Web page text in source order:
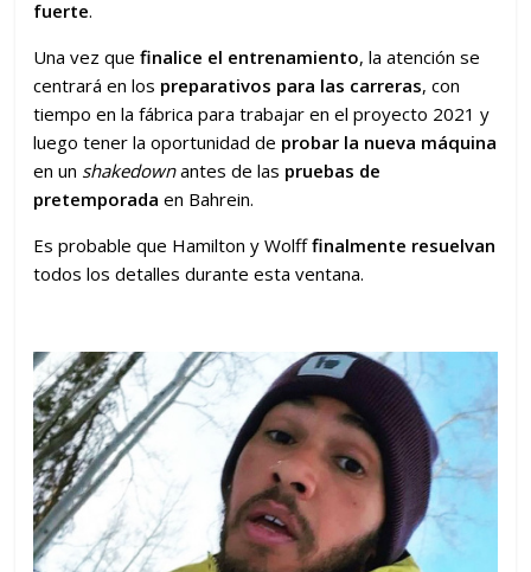
fuerte.
Una vez quefinalice el entrenamiento, la atención se
centrará en los preparativos para las carreras, con
tiempo en la fábrica para trabajar en el proyecto 2021 y
luego tener la oportunidad de probar la nueva máquina
en un shakedownantes de las pruebas de
pretemporada en Bahrein.
Es probable que Hamilton y Wolfffinalmente resuelvan
todos los detalles durante esta ventana.